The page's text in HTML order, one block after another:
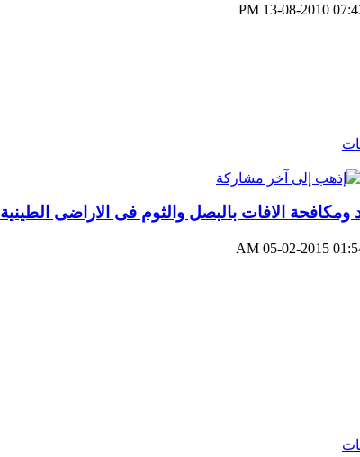
ومكافحة الافات بالبصل والثوم فى الاراضى الطينية